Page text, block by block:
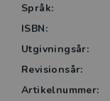
Språk:
ISBN:
Utgivningsår:
Revisionsår:
Artikelnummer: